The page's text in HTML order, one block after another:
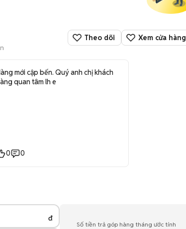
Theo dõi Xem cửa hàng
mới cập bến. Quý anh chị khách
quan tâm lh e
0 0
đ
Số tiền trả góp hàng tháng ước tính